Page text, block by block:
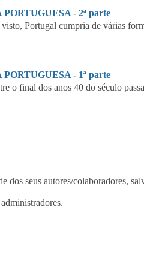
- 2ª parte
Portugal cumpria de várias
- 1ª parte
o final dos anos 40 do século
dos seus autores/colaboradores,